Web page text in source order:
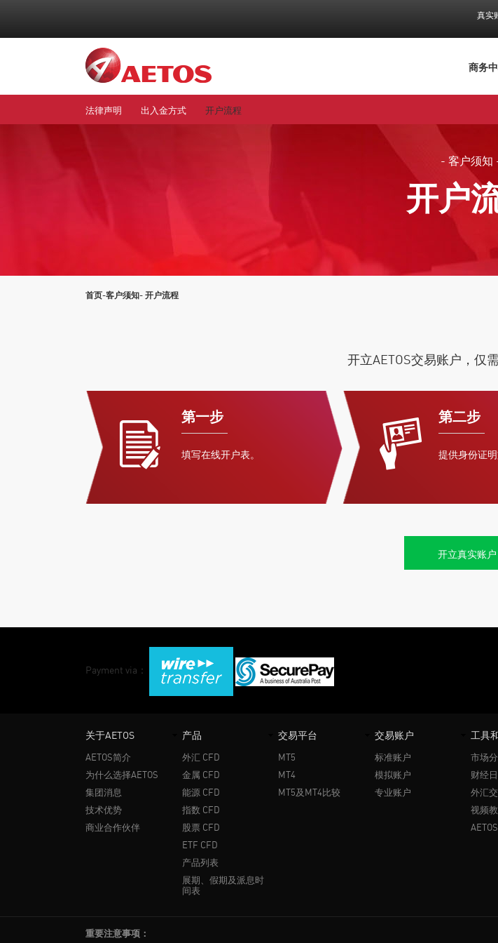
真实
商务
法律声明 出入金方式 开户流程
- 客户须知
开户
首页-客户须知- 开户流程
开立AETOS交易账户，仅
第一步
填写在线开户表。
第二步
提供身份证明
开立真实账户
Payment via：
关于AETOS
AETOS简介
为什么选择AETOS
集团消息
技术优势
商业合作伙伴
产品
外汇 CFD
金属 CFD
能源 CFD
指数 CFD
股票 CFD
ETF CFD
产品列表
展期、假期及派息时
间表
交易平台
MT5
MT4
MT5及MT4比较
交易账户
标准账户
模拟账户
专业账户
工具
市场
财经
外汇
视频
重要注意事项：